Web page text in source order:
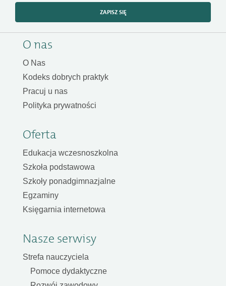
ZAPISZ SIĘ
O nas
O Nas
Kodeks dobrych praktyk
Pracuj u nas
Polityka prywatności
Oferta
Edukacja wczesnoszkolna
Szkoła podstawowa
Szkoły ponadgimnazjalne
Egzaminy
Księgarnia internetowa
Nasze serwisy
Strefa nauczyciela
Pomoce dydaktyczne